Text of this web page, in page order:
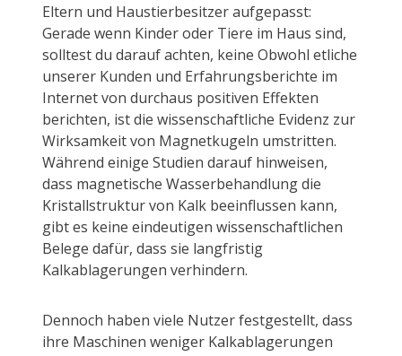
Eltern und Haustierbesitzer aufgepasst:
Gerade wenn Kinder oder Tiere im Haus sind,
solltest du darauf achten, keine Obwohl etliche
unserer Kunden und Erfahrungsberichte im
Internet von durchaus positiven Effekten
berichten, ist die wissenschaftliche Evidenz zur
Wirksamkeit von Magnetkugeln umstritten.
Während einige Studien darauf hinweisen,
dass magnetische Wasserbehandlung die
Kristallstruktur von Kalk beeinflussen kann,
gibt es keine eindeutigen wissenschaftlichen
Belege dafür, dass sie langfristig
Kalkablagerungen verhindern.
Dennoch haben viele Nutzer festgestellt, dass
ihre Maschinen weniger Kalkablagerungen